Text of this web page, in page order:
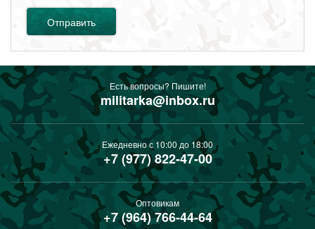
Отправить
Есть вопросы? Пишите!
militarka@inbox.ru
Ежедневно с 10:00 до 18:00
+7 (977) 822-47-00
Оптовикам
+7 (964) 766-44-64